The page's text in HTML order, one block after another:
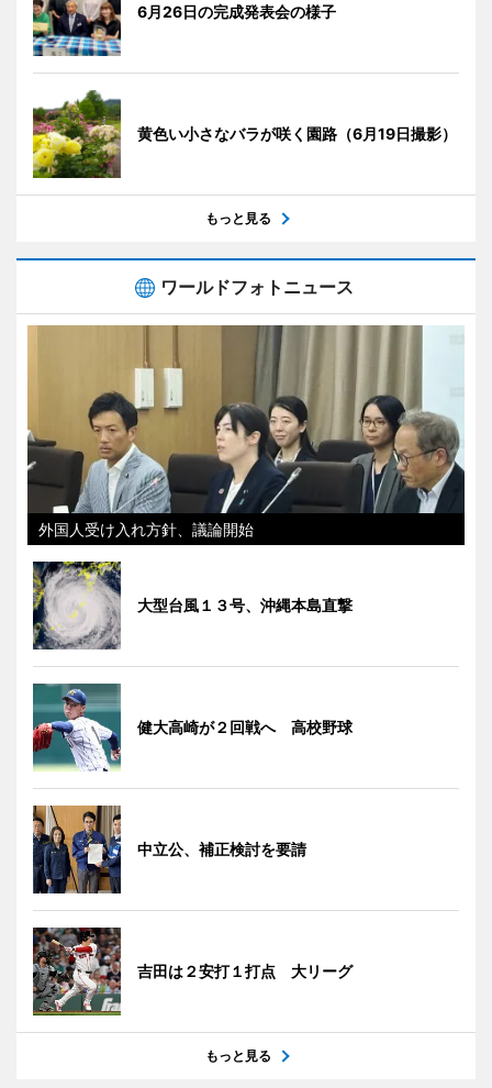
6月26日の完成発表会の様子
黄色い小さなバラが咲く園路（6月19日撮影）
もっと見る
ワールドフォトニュース
外国人受け入れ方針、議論開始
大型台風１３号、沖縄本島直撃
健大高崎が２回戦へ 高校野球
中立公、補正検討を要請
吉田は２安打１打点 大リーグ
もっと見る